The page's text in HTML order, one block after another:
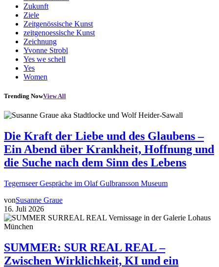
Zukunft
Ziele
Zeitgenössische Kunst
zeitgenoessische Kunst
Zeichnung
Yvonne Strobl
Yes we schell
Yes
Women
Trending NowView All
Die Kraft der Liebe und des Glaubens –
Ein Abend über Krankheit, Hoffnung und
die Suche nach dem Sinn des Lebens
Tegernseer Gespräche im Olaf Gulbransson Museum
vonSusanne Graue
16. Juli 2026
SUMMER: SUR REAL REAL –
Zwischen Wirklichkeit, KI und ein